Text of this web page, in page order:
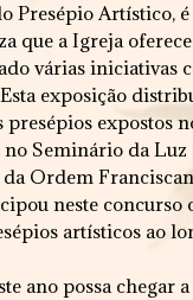
Presépio Artístico,
que a Igreja
várias iniciativas
exposição
expostos
Seminário da Luz
Ordem
neste concurso
artísticos ao
ano possa chegar